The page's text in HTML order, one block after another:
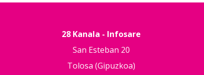
28 Kanala - Infosare
San Esteban 20
Tolosa (Gipuzkoa)